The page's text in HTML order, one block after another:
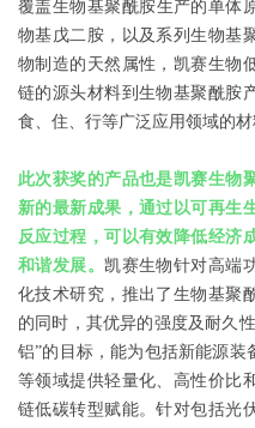
覆盖生物基聚酰胺生产的单
物基戊二胺，以及系列生物基
物制造的天然属性，凯赛生物
链的源头材料到生物基聚酰胺
食、住、行等广泛应用领域的材
此次获奖的产品也是凯赛生物
新的最新成果，通过以可再生
反应过程，可以有效降低经济
和谐发展。凯赛生物针对高端
化技术研究，推出了生物基聚
的同时，其优异的强度及耐久
铝”的目标，能为包括新能源
等领域提供轻量化、高性价比
链低碳转型赋能。针对包括光